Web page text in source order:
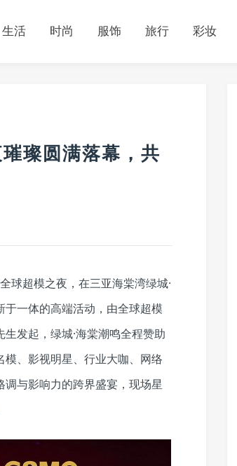
生活 时尚 服饰 旅行 彩妆
璨圆满落幕，共
球超模之夜，在三亚海棠湾绿城·
一体的高端活动，由全球超模
发起，绿城·海棠潮鸣全程赞助
、影视明星、行业大咖、网络
与影响力的跨界盛宴，现场星